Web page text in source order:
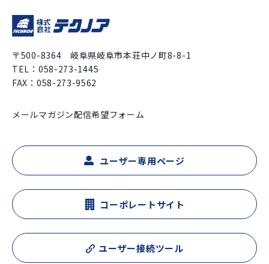
〒500-8364 岐阜県岐阜市本荘中ノ町8-8-1
TEL： 058-273-1445
FAX：058-273-9562
メールマガジン配信希望フォーム
ユーザー専用ページ
コーポレートサイト
ユーザー接続ツール